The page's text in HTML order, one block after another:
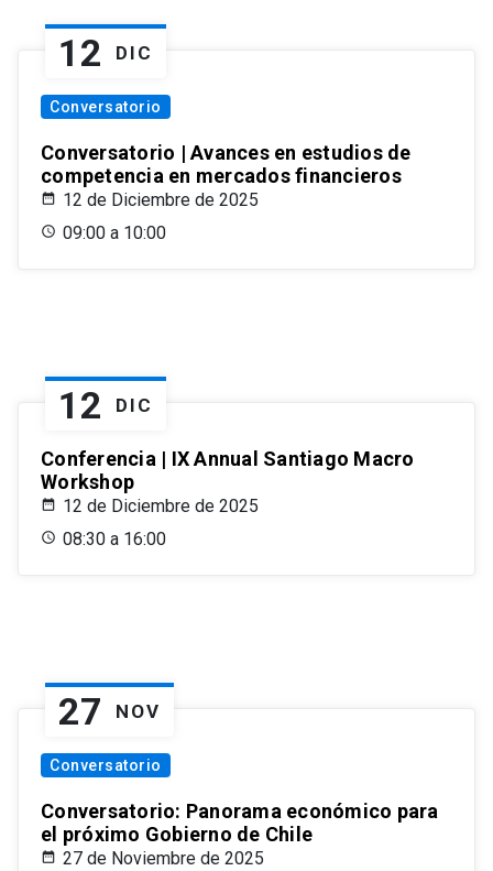
12 DIC
Conversatorio
Conversatorio | Avances en estudios de
competencia en mercados financieros
12 de Diciembre de 2025
09:00 a 10:00
12 DIC
Conferencia | IX Annual Santiago Macro
Workshop
12 de Diciembre de 2025
08:30 a 16:00
27 NOV
Conversatorio
Conversatorio: Panorama económico para
el próximo Gobierno de Chile
27 de Noviembre de 2025